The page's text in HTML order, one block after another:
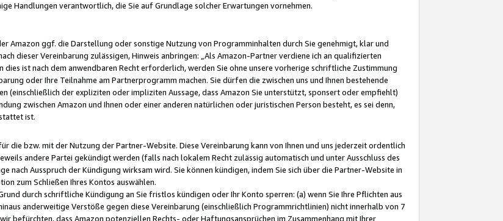
Handlungen verantwortlich, die Sie auf Grundlage solcher Erwartungen vornehmen.
Amazon ggf. die Darstellung oder sonstige Nutzung von Programminhalten durch Sie genehmigt, klar und
dieser Vereinbarung zulässigen, Hinweis anbringen: „Als Amazon-Partner verdiene ich an qualifizierten
dies ist nach dem anwendbaren Recht erforderlich, werden Sie ohne unsere vorherige schriftliche Zustimmung
oder Ihre Teilnahme am Partnerprogramm machen. Sie dürfen die zwischen uns und Ihnen bestehende
(einschließlich der expliziten oder impliziten Aussage, dass Amazon Sie unterstützt, sponsert oder empfiehlt)
zwischen Amazon und Ihnen oder einer anderen natürlichen oder juristischen Person besteht, es sei denn,
ist.
die bzw. mit der Nutzung der Partner-Website. Diese Vereinbarung kann von Ihnen und uns jederzeit ordentlich
andere Partei gekündigt werden (falls nach lokalem Recht zulässig automatisch und unter Ausschluss des
nach Ausspruch der Kündigung wirksam wird. Sie können kündigen, indem Sie sich über die Partner-Website in
zum Schließen Ihres Kontos auswählen.
durch schriftliche Kündigung an Sie fristlos kündigen oder Ihr Konto sperren: (a) wenn Sie Ihre Pflichten aus
anderweitige Verstöße gegen diese Vereinbarung (einschließlich Programmrichtlinien) nicht innerhalb von 7
befürchten, dass Amazon potenziellen Rechts- oder Haftungsansprüchen im Zusammenhang mit Ihrer